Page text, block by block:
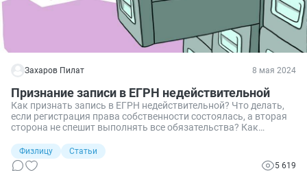
Захаров Пилат 8 мая 2024
Признание записи в ЕГРН недействительной
Как признать запись в ЕГРН недействительной? Что делать,
если регистрация права собственности состоялась, а вторая
сторона не спешит выполнять все обязательства? Как
принадлежит и зарегистрирована за другим лицом? Отвечаю
на эти и другие вопросы.
Физлицу
Статьи
5 619